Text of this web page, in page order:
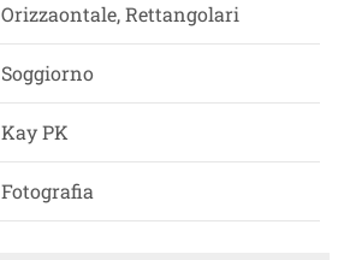
Orizzaontale, Rettangolari
Soggiorno
Kay PK
Fotografia